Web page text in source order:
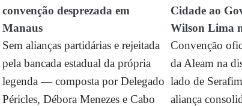
convenção desprezada em
Manaus
Sem alianças partidárias e rejeitada
pela bancada estadual da própria
legenda — composta por Delegado
Péricles, Débora Menezes e Cabo
Cidade ao
Wilson Lima
Convenção
da Aleam na
lado de
aliança